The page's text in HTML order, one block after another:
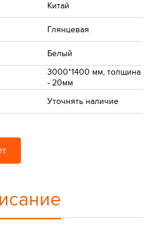
Китай
Глянцевая
Белый
3000*1400 мм, толщина
- 20мм
Уточнять наличие